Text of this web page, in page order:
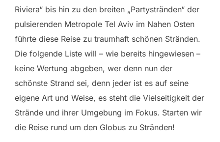
Riviera“ bis hin zu den breiten „Partystränden“ der
pulsierenden Metropole Tel Aviv im Nahen Osten
führte diese Reise zu traumhaft schönen Stränden.
Die folgende Liste will – wie bereits hingewiesen –
keine Wertung abgeben, wer denn nun der
schönste Strand sei, denn jeder ist es auf seine
eigene Art und Weise, es steht die Vielseitigkeit der
Strände und ihrer Umgebung im Fokus. Starten wir
die Reise rund um den Globus zu Stränden!